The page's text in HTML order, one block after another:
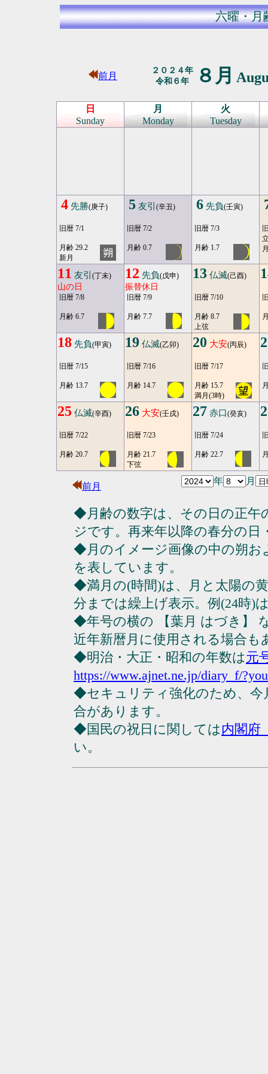
六曜・月
前月
２０２４年
令和６年
８月
日
Sunday
月
Monday
火
Tuesday
4 先勝(庚子)
旧暦 7/1
月齢 29.2
新月
5 友引 (辛丑)
旧暦 7/2
月齢 0.7
6 先負(壬寅)
旧暦 7/3
月齢 1.7
11 友引 (丁未)
山の日
旧暦 7/8
月齢 6.7
12 先負(戊申)
振替休日
旧暦 7/9
月齢 7.7
13 仏滅(己酉)
旧暦 7/10
月齢 8.7
上弦
18 先負(甲寅)
旧暦 7/15
月齢 13.7
19 仏滅(乙卯)
旧暦 7/16
月齢 14.7
20 大安(丙辰)
旧暦 7/17
月齢 15.7
満月(3時)
25 仏滅(辛酉)
旧暦 7/22
月齢 20.7
26 大安(壬戌)
旧暦 7/23
月齢 21.7
下弦
27 赤口(癸亥)
旧暦 7/24
月齢 22.7
前月
年 月
◆月齢の数字は、その日の正午
ジです。再来年以降の春分の日
◆月のイメージ画像の中の朔
を表しています。
◆満月の(時間)は、月と太陽の
分までは繰上げ表示。例(24時)
◆年号の横の 【葉月 はづき】
近年新暦月に使用される場合も
◆明治・大正・昭和の年数は元
https://www.ajnet.ne.jp/diary_f/
◆セキュリティ強化のため、今
合があります。
◆国民の祝日に関しては内閣府
い。